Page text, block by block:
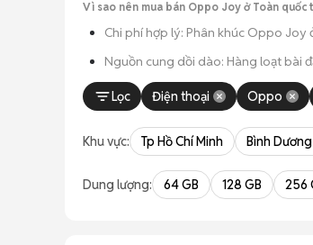
Vì sao nên mua bán Oppo Joy ở Toàn quốc
Chi phí hợp lý: Phân khúc Oppo
Nguồn cung dồi dào: Hàng loạt bài
Giao dịch thực tế: Việc gặp nhau
Lọc
Điện thoại Oppo
Khu vực: Tp Hồ Chí Minh Bình Dương
Dung lượng: 64 GB 128 GB 256